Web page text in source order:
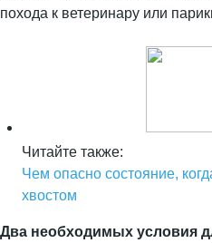
похода к ветеринару или
Читайте также:
Чем опасно состояние,
хвостом
Два необходимых условия